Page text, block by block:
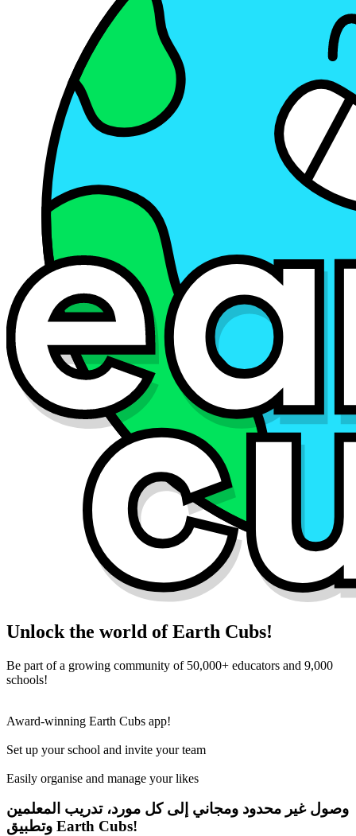
Unlock the world of Earth Cubs!
Be part of a growing community of 50,000+ educators and 9,000
schools!
Award-winning Earth Cubs app!
Set up your school and invite your team
Easily organise and manage your likes
وصول غير محدود ومجاني إلى كل مورد، تدريب المعلمين
وتطبيق Earth Cubs!